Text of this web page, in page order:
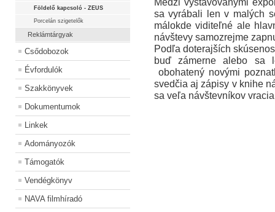
Földelő kapcsoló - ZEUS
Porcelán szigetelők
Reklámtárgyak
Csődobozok
Évfordulók
Szakkönyvek
Dokumentumok
Linkek
Adományozók
Támogatók
Vendégkönyv
NAVA filmhíradó
sa vyrábali len v malých
málokde viditeľné ale
návštevy samozrejme
Podľa doterajších
buď zámerne alebo sa
obohatený novými
svedčia aj zápisy v knihe
sa veľa návštevníkov